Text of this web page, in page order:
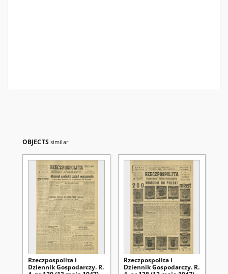
OBJECTS similar
Rzeczpospolita i
Dziennik Gospodarczy. R.
Rzeczpospolita i
Dziennik Gospodarczy. R.